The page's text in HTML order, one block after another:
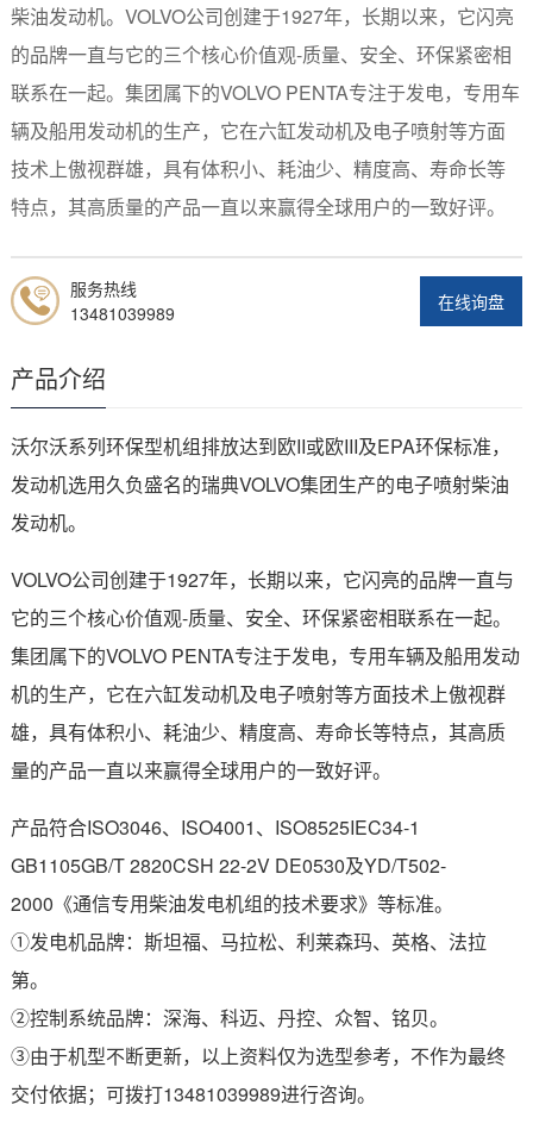
柴油发动机。VOLVO公司创建于1927年，长期以来，它闪亮
的品牌一直与它的三个核心价值观-质量、安全、环保紧密相
联系在一起。集团属下的VOLVO PENTA专注于发电，专用车
辆及船用发动机的生产，它在六缸发动机及电子喷射等方面
技术上傲视群雄，具有体积小、耗油少、精度高、寿命长等
特点，其高质量的产品一直以来赢得全球用户的一致好评。
在线询盘
服务热线
13481039989
产品介绍
沃尔沃系列环保型机组排放达到欧II或欧III及EPA环保标准，
发动机选用久负盛名的瑞典VOLVO集团生产的电子喷射柴油
发动机。
VOLVO公司创建于1927年，长期以来，它闪亮的品牌一直与
它的三个核心价值观-质量、安全、环保紧密相联系在一起。
集团属下的VOLVO PENTA专注于发电，专用车辆及船用发动
机的生产，它在六缸发动机及电子喷射等方面技术上傲视群
雄，具有体积小、耗油少、精度高、寿命长等特点，其高质
量的产品一直以来赢得全球用户的一致好评。
产品符合ISO3046、ISO4001、ISO8525IEC34-1
GB1105GB/T 2820CSH 22-2V DE0530及YD/T502-
2000《通信专用柴油发电机组的技术要求》等标准。
①发电机品牌：斯坦福、马拉松、利莱森玛、英格、法拉
第。
②控制系统品牌：深海、科迈、丹控、众智、铭贝。
③由于机型不断更新，以上资料仅为选型参考，不作为最终
交付依据；可拨打13481039989进行咨询。